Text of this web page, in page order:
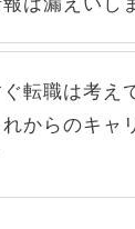
到を避けるた
してしまうと
機関が求める
紹介会社に依
する必要はあ
連絡はキャリ
が漏えいする
心ください。
集したご登録
キャリアアッ
的に使用いた
べての個人デ
転職は考え
からのキャ